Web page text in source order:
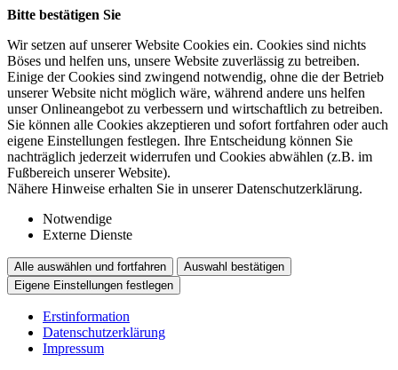
Bitte bestätigen Sie
Wir setzen auf unserer Website Cookies ein. Cookies sind nichts
Böses und helfen uns, unsere Website zuverlässig zu betreiben.
Einige der Cookies sind zwingend notwendig, ohne die der Betrieb
unserer Website nicht möglich wäre, während andere uns helfen
unser Onlineangebot zu verbessern und wirtschaftlich zu betreiben.
Sie können alle Cookies akzeptieren und sofort fortfahren oder auch
eigene Einstellungen festlegen. Ihre Entscheidung können Sie
nachträglich jederzeit widerrufen und Cookies abwählen (z.B. im
Fußbereich unserer Website).
Nähere Hinweise erhalten Sie in unserer Datenschutzerklärung.
Notwendige
Externe Dienste
Alle auswählen und fortfahren
Auswahl bestätigen
Eigene Einstellungen festlegen
Erstinformation
Datenschutzerklärung
Impressum